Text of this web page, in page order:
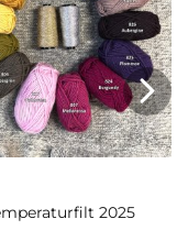
2025